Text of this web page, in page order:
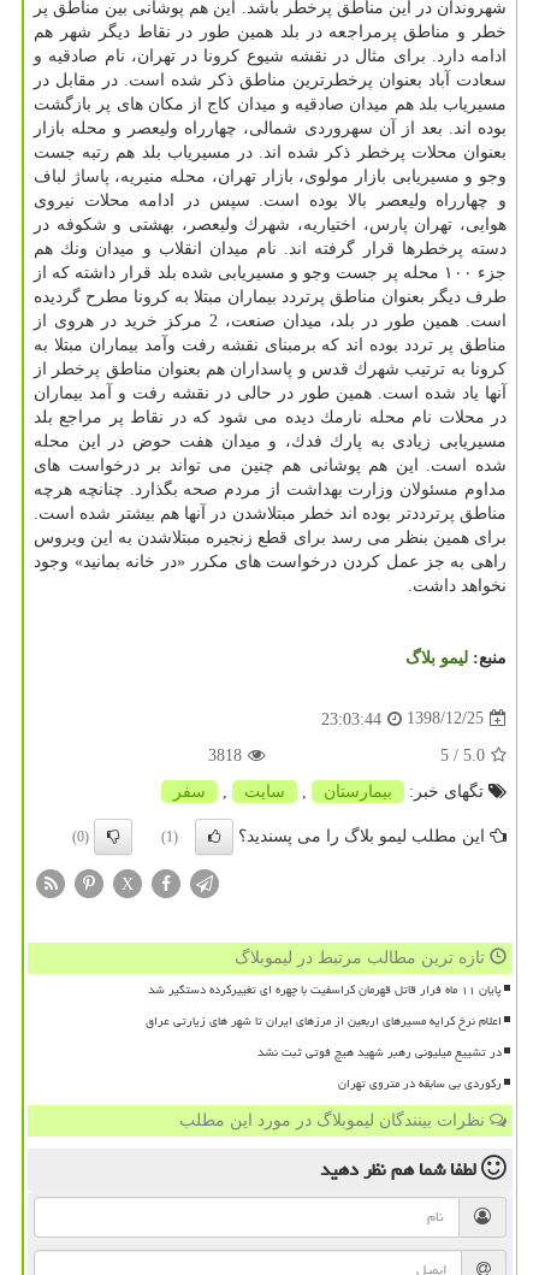
شهروندان در این مناطق پرخطر باشد. این هم پوشانی بین مناطق پر
خطر و مناطق پرمراجعه در بلد همین طور در نقاط دیگر شهر هم
ادامه دارد. برای مثال در نقشه شیوع كرونا در تهران، نام صادقیه و
سعادت آباد بعنوان پرخطرترین مناطق ذكر شده است. در مقابل در
مسیریاب بلد هم میدان صادقیه و میدان كاج از مكان های پر بازگشت
بوده اند. بعد از آن سهروردی شمالی، چهارراه ولیعصر و محله بازار
بعنوان محلات پرخطر ذكر شده اند. در مسیریاب بلد هم رتبه جست
وجو و مسیریابی بازار مولوی، بازار تهران، محله منیریه، پاساژ لباف
و چهارراه ولیعصر بالا بوده است. سپس در ادامه محلات نیروی
هوایی، تهران پارس، اختیاریه، شهرك ولیعصر، بهشتی و شكوفه در
دسته پرخطرها قرار گرفته اند. نام میدان انقلاب و میدان ونك هم
جزء ۱۰۰ محله پر جست وجو و مسیریابی شده بلد قرار داشته كه از
طرف دیگر بعنوان مناطق پرتردد بیماران مبتلا به كرونا مطرح گردیده
است. همین طور در بلد، میدان صنعت، 2 مركز خرید در هروی از
مناطق پر تردد بوده اند كه برمبنای نقشه رفت وآمد بیماران مبتلا به
كرونا به ترتیب شهرك قدس و پاسداران هم بعنوان مناطق پرخطر از
آنها یاد شده است. همین طور در حالی در نقشه رفت و آمد بیماران
در محلات نام محله نارمك دیده می شود كه در نقاط پر مراجع بلد
مسیریابی زیادی به پارك فدك، و میدان هفت حوض در این محله
شده است. این هم پوشانی هم چنین می تواند بر درخواست های
مداوم مسئولان وزارت بهداشت از مردم صحه بگذارد. چنانچه هرچه
مناطق پرترددتر بوده اند خطر مبتلاشدن در آنها هم بیشتر شده است.
برای همین بنظر می رسد برای قطع زنجیره مبتلاشدن به این ویروس
راهی به جز عمل كردن درخواست های مكرر «در خانه بمانید» وجود
نخواهد داشت.
منبع: لیمو بلاگ
1398/12/25
23:03:44
5.0
/ 5
3818
تگهای خبر:
بیمارستان سایت سفر
این مطلب لیمو بلاگ را می پسندید؟ (1)
(0)
X
تازه ترین مطالب مرتبط در لیموبلاگ
پایان ۱۱ ماه فرار قاتل قهرمان کراسفیت با چهره ای تغییرکرده دستگیر شد
اعلام نرخ کرایه مسیرهای اربعین از مرزهای ایران تا شهر های زیارتی عراق
در تشییع میلیونی رهبر شهید هیچ فوتی ثبت نشد
رکوردی بی سابقه در متروی تهران
نظرات بینندگان لیموبلاگ در مورد این مطلب
لطفا شما همنظر دهید